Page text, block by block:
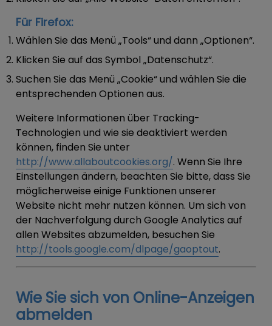
Für Firefox:
Wählen Sie das Menü „Tools“ und dann „Optionen“.
Klicken Sie auf das Symbol „Datenschutz“.
Suchen Sie das Menü „Cookie“ und wählen Sie die
entsprechenden Optionen aus.
Weitere Informationen über Tracking-
Technologien und wie sie deaktiviert werden
können, finden Sie unter
http://www.allaboutcookies.org/. Wenn Sie Ihre
Einstellungen ändern, beachten Sie bitte, dass Sie
möglicherweise einige Funktionen unserer
Website nicht mehr nutzen können. Um sich von
der Nachverfolgung durch Google Analytics auf
allen Websites abzumelden, besuchen Sie
http://tools.google.com/dlpage/gaoptout.
Wie Sie sich von Online-Anzeigen
abmelden